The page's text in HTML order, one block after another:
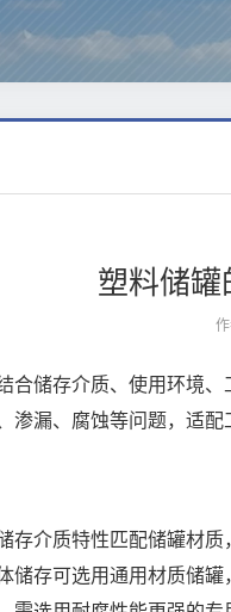
塑料储罐
作
合储存介质、使用环境
渗漏、腐蚀等问题，适配
存介质特性匹配储罐材
储存可选用通用材质储